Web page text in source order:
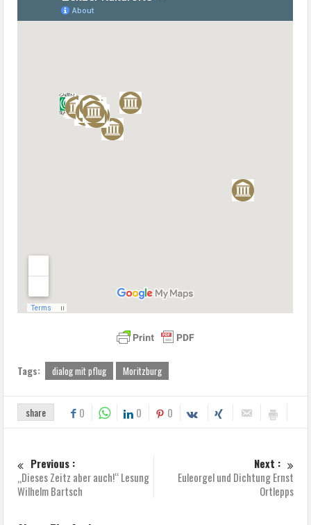
Tags: dialog mit pflug Moritzburg
share 0 0 0
Previous :
„Dieses Zeitz aber auch!“ Lesung
Wilhelm Bartsch
Next :
Euleorgel und Dichtung Ernst
Ortlepps